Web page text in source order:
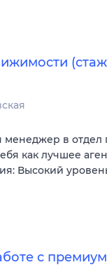
менеджер в
как лучшее
Высокий
с